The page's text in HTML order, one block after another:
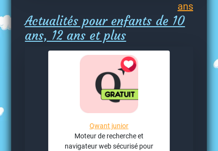
ans
Actualités pour enfants de 10
ans, 12 ans et plus
Qwant junior
Moteur de recherche et
navigateur web sécurisé pour